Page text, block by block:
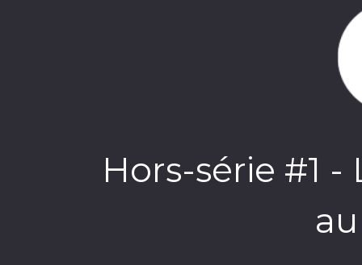
Hors-série #1